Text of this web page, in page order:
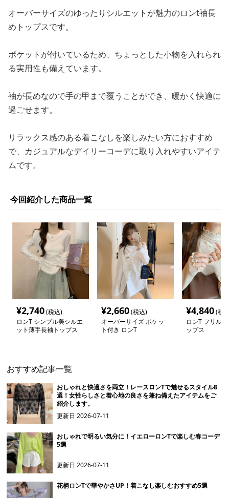
オーバーサイズのゆったりシルエットが魅力のロンt袖長
めトップスです。
ポケットが付いているため、ちょっとした小物を入れられ
る実用性も備えています。
袖が長めなので手の甲まで覆うことができ、暖かく快適に
過ごせます。
リラックス感のある着こなしを楽しみたい方におすすめ
で、カジュアルなデイリーコーデに取り入れやすいアイテ
ムです。
今回紹介した商品一覧
¥2,740(税込)
ロンT シンプル美シルエ
ット薄手長袖トップス
¥2,660(税込)
オーバーサイズ ポケッ
ト付き ロンT
¥4,840(税
ロンT フリル
ップス
おすすめ記事一覧
おしゃれと快適さを両立！レースロンTで魅せるスタイル8
選！女性らしさと着心地の良さを兼ね備えたアイテムをご
紹介します。
更新日2026-07-11
おしゃれで明るい気分に！イエローロンTで楽しむ春コーデ
5選
更新日2026-07-11
花柄ロンTで華やかさUP！着こなし楽しむおすすめ5選